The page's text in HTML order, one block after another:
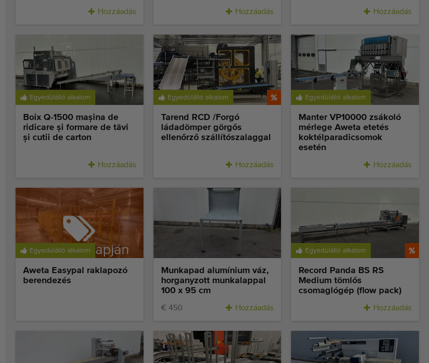
Hozzáadás Hozzáadás Hozzáadás
Egyedülálló alkalom
Boix Q-1500 mașina de
ridicare și formare de tăvi
și cutii de carton
Hozzáadás
Egyedülálló alkalom
Tarend RCD /Forgó
ládadömper görgős
ellenőrző szállítószalaggal
Hozzáadás
Egyedülálló alkalom
Manter VP10000 zsákoló
mérlege Aweta etetés
koktélparadicsomok
esetén
Hozzáadás
Egyedülálló alkalom
Foglalás alapján
eladó
Aweta Easypal raklapozó
berendezés
Munkapad alumínium váz,
horganyzott munkalappal
100 x 95 cm
€ 450 Hozzáadás
Egyedülálló alkalom
Record Panda BS RS
Medium tömlős
csomaglógép (flow pack)
Hozzáadás